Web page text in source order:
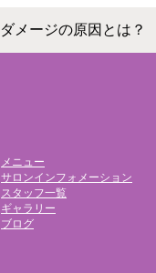
ダメージの原因とは？
メニュー
サロンインフォメーション
スタッフ一覧
ギャラリー
ブログ